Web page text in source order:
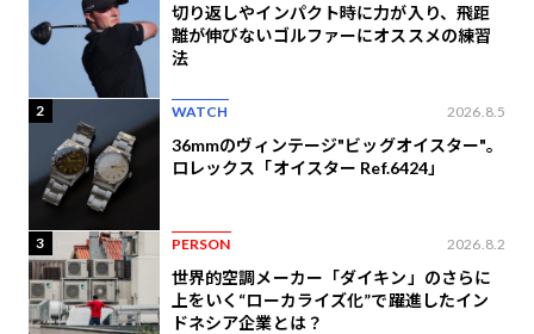
切り返しやインパクト時に力が入り、飛距
離が伸びないゴルファーにオススメの練習
法
2 WATCH 2026.8.5
36mmのヴィンテージ"ビッグオイスター"。
ロレックス「オイスター Ref.6424」
3 PERSON 2026.8.2
世界的空調メーカー「ダイキン」のさらに
上をいく“ローカライズ化”で躍進したイン
ドネシア企業とは？